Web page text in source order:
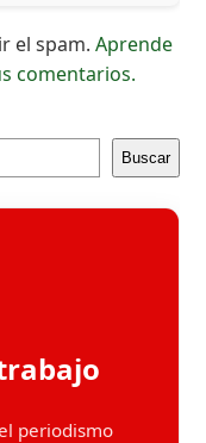
el spam.Aprende
comentarios.
Buscar
periodismo